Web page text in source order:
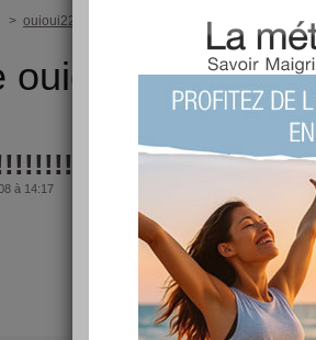
> ouioui22 > féria!!!!!!!!!!!!!!!!!!!!!!!!!
ouioui22
à 14:17